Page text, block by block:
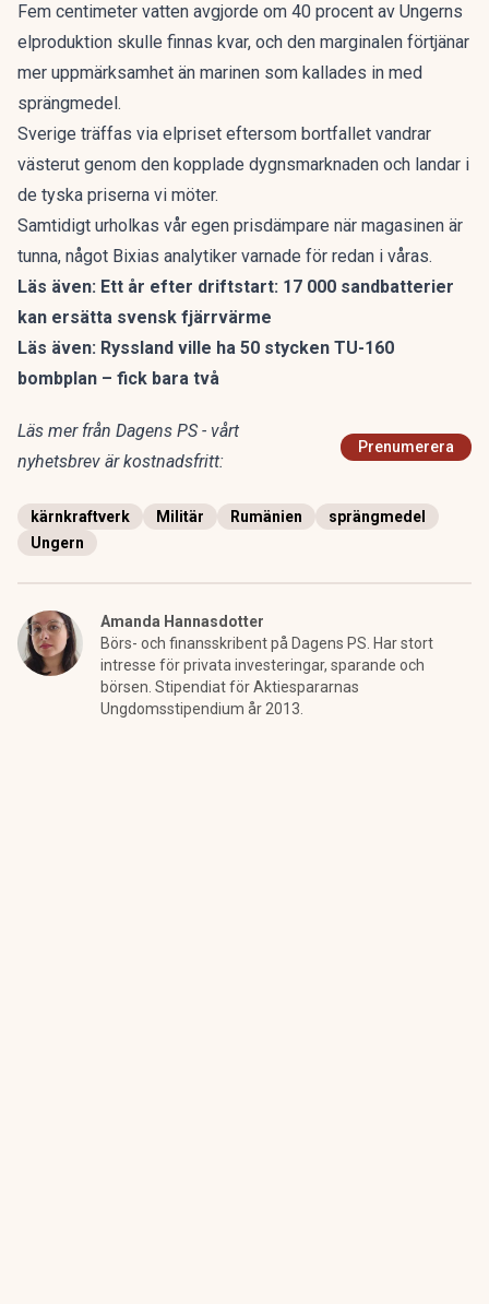
Fem centimeter vatten avgjorde om 40 procent av Ungerns
elproduktion skulle finnas kvar, och den marginalen förtjänar
mer uppmärksamhet än marinen som kallades in med
sprängmedel.
Sverige träffas via elpriset eftersom bortfallet vandrar
västerut genom den kopplade dygnsmarknaden och landar i
de tyska priserna vi möter.
Samtidigt urholkas vår egen prisdämpare när magasinen är
tunna, något Bixias analytiker varnade för redan i våras.
Läs även: Ett år efter driftstart: 17 000 sandbatterier
kan ersätta svensk fjärrvärme
Läs även: Ryssland ville ha 50 stycken TU-160
bombplan – fick bara två
Läs mer från Dagens PS - vårt
nyhetsbrev är kostnadsfritt:
Prenumerera
kärnkraftverk Militär Rumänien
sprängmedel
Ungern
Amanda Hannasdotter
Börs- och finansskribent på Dagens PS. Har stort
intresse för privata investeringar, sparande och
börsen. Stipendiat för Aktiespararnas
Ungdomsstipendium år 2013.